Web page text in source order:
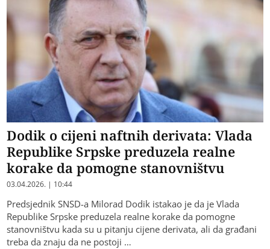
Dodik o cijeni naftnih derivata: Vlada
Republike Srpske preduzela realne
korake da pomogne stanovništvu
03.04.2026. | 10:44
Predsjednik SNSD-a Milorad Dodik istakao je da je Vlada
Republike Srpske preduzela realne korake da pomogne
stanovništvu kada su u pitanju cijene derivata, ali da građani
treba da znaju da ne postoji …